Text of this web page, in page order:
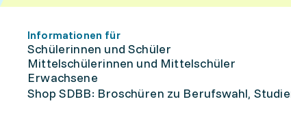
Informationen für
Schülerinnen und Schüler
Mittelschülerinnen und Mittelschüler
Erwachsene
Shop SDBB: Broschüren zu Berufswahl,